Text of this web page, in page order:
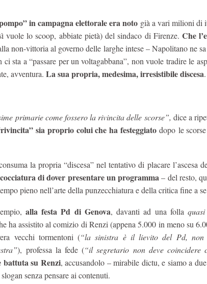
in campagna elettorale era noto già a vari milioni di
vuole lo scoop, abbiate pietà) del sindaco di Firenze.Che
non-vittoria al governo delle larghe intese – Napolitano ne
ci sta a “passare per un voltagabbana”, non vuole tradire le
avventura. La sua propria, medesima, irresistibile discesa.
primarie come fossero la rivincita delle scorse”, dice a
sia proprio colui che ha festeggiato dopo le
la propria “discesa” nel tentativo di placare l’ascesa
di dover presentare un programma– del resto,
pieno nell’arte della punzecchiatura e della critica fine a se
alla festa Pd di Genova, davanti ad una follaquasi
ha assistito al comizio di Renzi (appena 5.000 in meno su
vecchi tormentoni (“la sinistra è il lievito del Pd, non
), professa la fede (“il segretario non deve coincidere
battuta su Renzi, accusandolo – mirabile dictu, e siamo a
senza pensare ai contenuti.